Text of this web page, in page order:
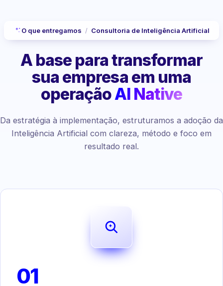
O que entregamos / Consultoria de Inteligência Artificial
A base para transformar
sua empresa em uma
operaçãoAI Native
Da estratégia à implementação, estruturamos a adoção da
Inteligência Artificial com clareza, método e foco em
resultado real.
01